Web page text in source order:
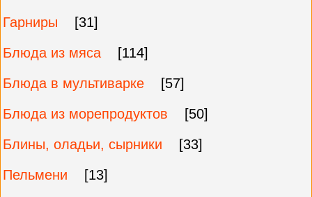
Гарниры
[31]
Блюда из мяса
[114]
Блюда в мультиварке
[57]
Блюда из морепродуктов
[50]
Блины, оладьи, сырники
[33]
Пельмени
[13]